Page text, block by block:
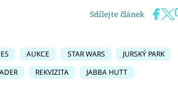
Sdílejte článek
AUKCE STAR WARS
JURSKÝ PARK
REKVIZITA
JABBA HUTT